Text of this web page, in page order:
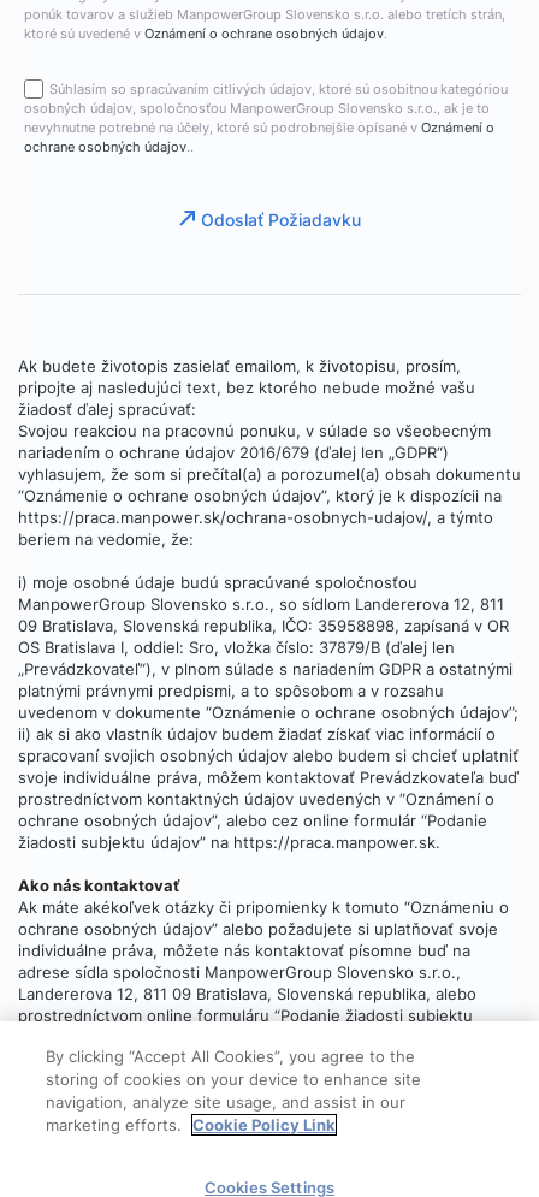
ponúk tovarov a služieb ManpowerGroup Slovensko s.r.o. alebo tretích strán,
ktoré sú uvedené v Oznámení o ochrane osobných údajov.
Súhlasím so spracúvaním citlivých údajov, ktoré sú osobitnou kategóriou
osobných údajov, spoločnosťou ManpowerGroup Slovensko s.r.o., ak je to
nevyhnutne potrebné na účely, ktoré sú podrobnejšie opísané v Oznámení o
ochrane osobných údajov..
Odoslať Požiadavku
Ak budete životopis zasielať emailom, k životopisu, prosím,
pripojte aj nasledujúci text, bez ktorého nebude možné vašu
žiadosť ďalej spracúvať:
Svojou reakciou na pracovnú ponuku, v súlade so všeobecným
nariadením o ochrane údajov 2016/679 (ďalej len „GDPR“)
vyhlasujem, že som si prečítal(a) a porozumel(a) obsah dokumentu
“Oznámenie o ochrane osobných údajov”, ktorý je k dispozícii na
https://praca.manpower.sk/ochrana-osobnych-udajov/, a týmto
beriem na vedomie, že:
i) moje osobné údaje budú spracúvané spoločnosťou
ManpowerGroup Slovensko s.r.o., so sídlom Landererova 12, 811
09 Bratislava, Slovenská republika, IČO: 35958898, zapísaná v OR
OS Bratislava I, oddiel: Sro, vložka číslo: 37879/B (ďalej len
„Prevádzkovateľ“), v plnom súlade s nariadením GDPR a ostatnými
platnými právnymi predpismi, a to spôsobom a v rozsahu
uvedenom v dokumente “Oznámenie o ochrane osobných údajov”;
ii) ak si ako vlastník údajov budem žiadať získať viac informácií o
spracovaní svojich osobných údajov alebo budem si chcieť uplatniť
svoje individuálne práva, môžem kontaktovať Prevádzkovateľa buď
prostredníctvom kontaktných údajov uvedených v “Oznámení o
ochrane osobných údajov”, alebo cez online formulár “Podanie
žiadosti subjektu údajov” na https://praca.manpower.sk.
Ako nás kontaktovať
Ak máte akékoľvek otázky či pripomienky k tomuto “Oznámeniu o
ochrane osobných údajov” alebo požadujete si uplatňovať svoje
individuálne práva, môžete nás kontaktovať písomne buď na
adrese sídla spoločnosti ManpowerGroup Slovensko s.r.o.,
Landererova 12, 811 09 Bratislava, Slovenská republika, alebo
prostredníctvom online formuláru “Podanie žiadosti subjektu
By clicking “Accept All Cookies”, you agree to the
storing of cookies on your device to enhance site
navigation, analyze site usage, and assist in our
marketing efforts.
Cookie Policy Link
Cookies Settings